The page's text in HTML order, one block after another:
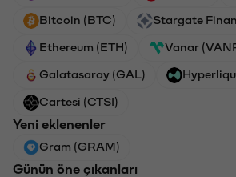
Bitcoin (BTC) Stargate
Ethereum (ETH) Vanar
Galatasaray (GAL)
Cartesi (CTSI)
Yeni eklenenler
Gram (GRAM)
Günün öne çıkanları